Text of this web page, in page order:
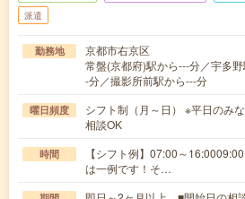
派遣
勤務地
京都市右京区
常盤(京都府)駅から---分／宇多
-分／撮影所前駅から---分
曜日頻度
シフト制（月～日） ※平日のみ
相談OK
時間
【シフト例】07:00～
は一例です！そ…